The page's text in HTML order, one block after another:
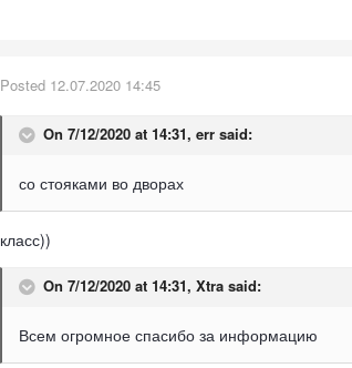
Posted 12.07.2020 14:45
On 7/12/2020 at 14:31, err said:
со стояками во дворах
класс))
On 7/12/2020 at 14:31, Xtra said:
Всем огромное спасибо за информацию